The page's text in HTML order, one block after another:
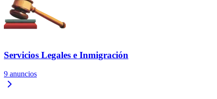
Servicios Legales e Inmigración
9 anuncios